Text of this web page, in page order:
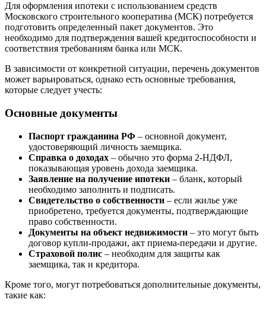
Для оформления ипотеки с использованием средств
Московского строительного кооператива (МСК) потребуется
подготовить определенный пакет документов. Это
необходимо для подтверждения вашей кредитоспособности и
соответствия требованиям банка или МСК.
В зависимости от конкретной ситуации, перечень документов
может варьироваться, однако есть основные требования,
которые следует учесть:
Основные документы
Паспорт гражданина РФ – основной документ,
удостоверяющий личность заемщика.
Справка о доходах – обычно это форма 2-НДФЛ,
показывающая уровень дохода заемщика.
Заявление на получение ипотеки – бланк, который
необходимо заполнить и подписать.
Свидетельство о собственности – если жилье уже
приобретено, требуется документы, подтверждающие
право собственности.
Документы на объект недвижимости – это могут быть
договор купли-продажи, акт приема-передачи и другие.
Страховой полис – необходим для защиты как
заемщика, так и кредитора.
Кроме того, могут потребоваться дополнительные документы,
такие как: